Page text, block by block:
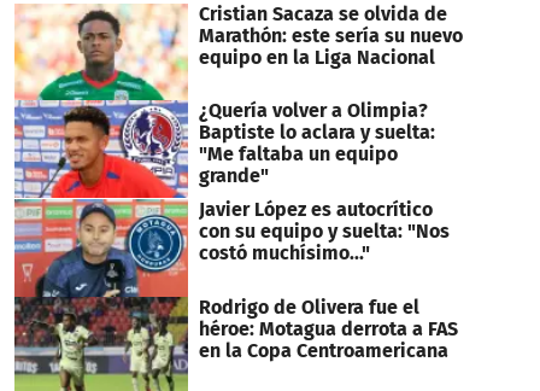
Cristian Sacaza se olvida de
Marathón: este sería su nuevo
equipo en la Liga Nacional
¿Quería volver a Olimpia?
Baptiste lo aclara y suelta:
"Me faltaba un equipo
grande"
Javier López es autocrítico
con su equipo y suelta: "Nos
costó muchísimo..."
Rodrigo de Olivera fue el
héroe: Motagua derrota a FAS
en la Copa Centroamericana